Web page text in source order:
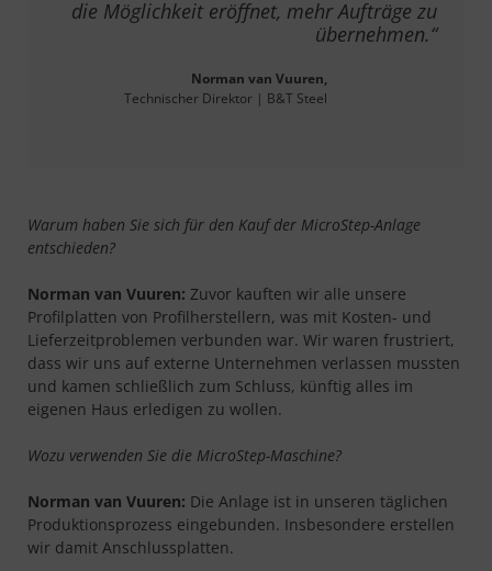
die Möglichkeit eröffnet, mehr Aufträge zu
übernehmen.“
Norman van Vuuren,
Technischer Direktor | B&T Steel
Warum haben Sie sich für den Kauf der MicroStep-Anlage
entschieden?
Norman van Vuuren: Zuvor kauften wir alle unsere
Profilplatten von Profilherstellern, was mit Kosten- und
Lieferzeitproblemen verbunden war. Wir waren frustriert,
dass wir uns auf externe Unternehmen verlassen mussten
und kamen schließlich zum Schluss, künftig alles im
eigenen Haus erledigen zu wollen.
Wozu verwenden Sie die MicroStep-Maschine?
Norman van Vuuren: Die Anlage ist in unseren täglichen
Produktionsprozess eingebunden. Insbesondere erstellen
wir damit Anschlussplatten.